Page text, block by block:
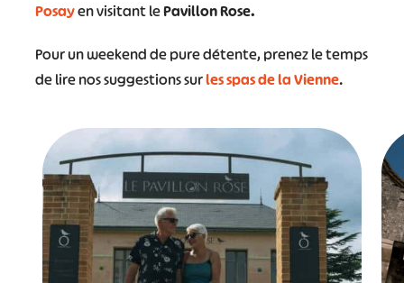
Posayen visitant lePavillon Rose.
Pour un weekend de pure détente, prenez le temps
de lire nos suggestions surles spas de la Vienne.